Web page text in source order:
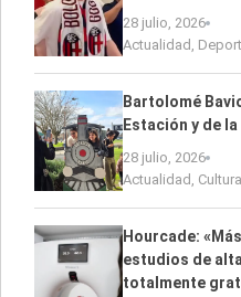
28 julio, 2026
Actualidad
Bartolomé
Estación y de
28 julio, 2026
Actualidad Cultura
Hourcade:
estudios de
totalmente